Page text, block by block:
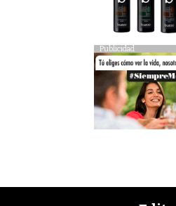
Publicidad